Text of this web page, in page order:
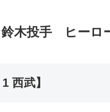
木投手 ヒーロ
西武】